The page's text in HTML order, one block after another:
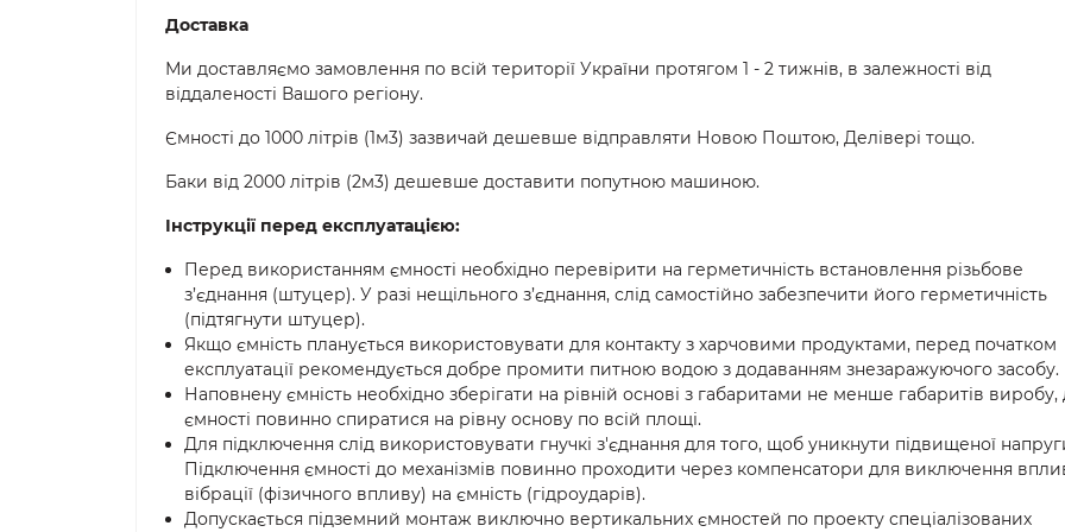
Доставка
Ми доставляємо замовлення по всій території України протягом 1 - 2 тижнів, в залежності від
віддаленості Вашого регіону.
Ємності до 1000 літрів (1м3) зазвичай дешевше відправляти Новою Поштою, Делівері тощо.
Баки від 2000 літрів (2м3) дешевше доставити попутною машиною.
Інструкції перед експлуатацією:
Перед використанням ємності необхідно перевірити на герметичність встановлення різьбове
з’єднання (штуцер). У разі нещільного з’єднання, слід cамостійно забезпечити його герметичність
(підтягнути штуцер).
Якщо ємність планується використовувати для контакту з харчовими продуктами, перед початком
експлуатації рекомендується добре промити питною водою з додаванням знезаражуючого засобу.
Наповнену ємність необхідно зберігати на рівній основі з габаритами не менше габаритів виробу,
ємності повинно спиратися на рівну основу по всій площі.
Для підключення слід використовувати гнучкі з'єднання для того, щоб уникнути підвищеної
Підключення ємності до механізмів повинно проходити через компенсатори для виключення
вібрації (фізичного впливу) на ємність (гідроударів).
Допускається підземний монтаж виключно вертикальних ємностей по проекту спеціалізованих